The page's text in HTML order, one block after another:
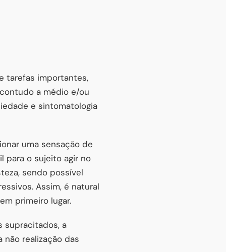
tarefas importantes,
a médio e/ou
e sintomatologia
uma sensação de
para o sujeito agir no
sendo possível
Assim, é natural
primeiro lugar.
supracitados, a
realização das